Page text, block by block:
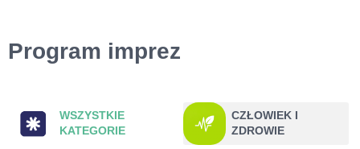
Program imprez
Kategorie imprez
WSZYSTKIE
KATEGORIE
CZŁOWIEK I
ZDROWIE